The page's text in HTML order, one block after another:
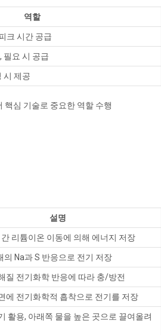
역할
크 시간 공급
필요 시 공급
시 제공
핵심 기술로 중요한 역할 수행
설명
리튬이온 이동에 의해 에너지 저장
의 Na과 S 반응으로 전기 저장
질 전기화학 반응에 따라 충/방전
에 전기화학적 흡착으로 전기를 저장
활용, 아래쪽 물을 높은 곳으로 끌여올려